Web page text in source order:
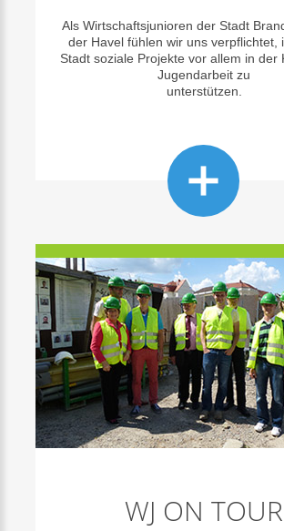
Als Wirtschaftsjunioren der Stadt
der Havel fühlen wir uns verpflichtet,
Stadt soziale Projekte vor allem in der
Jugendarbeit zu
unterstützen.
WJ ON TOUR